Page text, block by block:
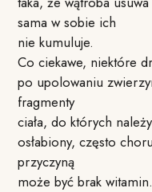
sama w sobie ich
nie kumuluje.
Co ciekawe, niektóre
po upolowaniu
fragmenty
ciała, do których
osłabiony, często
przyczyną
może być brak